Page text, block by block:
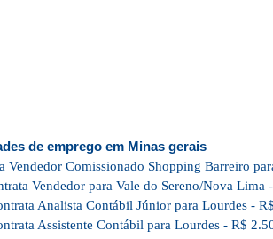
de emprego em Minas gerais
Vendedor Comissionado Shopping Barreiro
Vendedor para Vale do Sereno/Nova Lima
Analista Contábil Júnior para Lourdes -
Assistente Contábil para Lourdes - R$